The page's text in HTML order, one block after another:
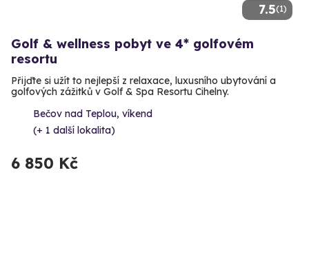
7.5(1)
Golf & wellness pobyt ve 4* golfovém
resortu
Přijďte si užít to nejlepší z relaxace, luxusního ubytování a
golfových zážitků v Golf & Spa Resortu Cihelny.
Bečov nad Teplou, víkend
(+ 1 další lokalita)
6 850 Kč